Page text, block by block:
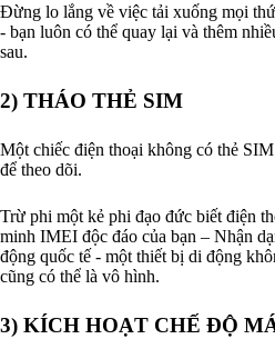
Đừng lo lắng về việc tải xuống mọi
- bạn luôn có thể quay lại và thêm
sau.
2) THÁO THẺ SIM
Một chiếc điện thoại không có thẻ
để theo dõi.
Trừ phi một kẻ phi đạo đức biết điện
minh IMEI độc đáo của bạn – Nhận
động quốc tế - một thiết bị di động
cũng có thể là vô hình.
3) KÍCH HOẠT CHẾ ĐỘ